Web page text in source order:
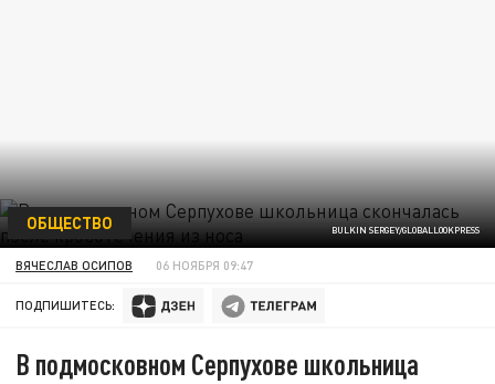
BULKIN SERGEY/GLOBALLOOKPRESS
ОБЩЕСТВО
ВЯЧЕСЛАВ ОСИПОВ 06 НОЯБРЯ 09:47
ПОДПИШИТЕСЬ:
В подмосковном Серпухове школьница